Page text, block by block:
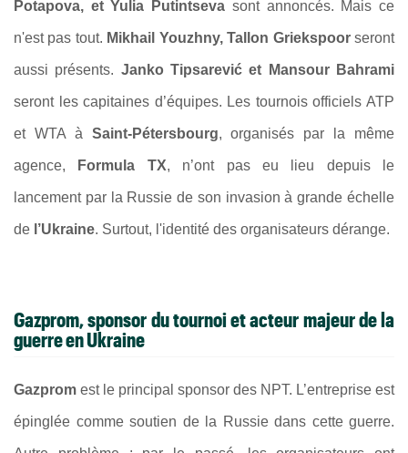
Potapova, et Yulia Putintseva sont annoncés. Mais ce
n'est pas tout. Mikhail Youzhny, Tallon Griekspoorseront
aussi présents. Janko Tipsarević et Mansour Bahrami
seront les capitaines d’équipes. Les tournois officiels ATP
et WTA à Saint-Pétersbourg, organisés par la même
agence, Formula TX, n’ont pas eu lieu depuis le
lancement par la Russie de son invasion à grande échelle
de l’Ukraine. Surtout, l'identité des organisateurs dérange.
Gazprom, sponsor du tournoi et acteur majeur de la
guerre en Ukraine
Gazprom est le principal sponsor des NPT. L’entreprise est
épinglée comme soutien de la Russie dans cette guerre.